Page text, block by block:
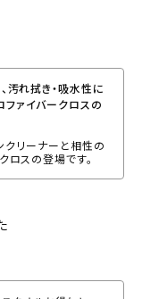
汚れ拭き・吸水性に
ァイバークロスの
リーナーと相性の
ロスの登場です。
ました。